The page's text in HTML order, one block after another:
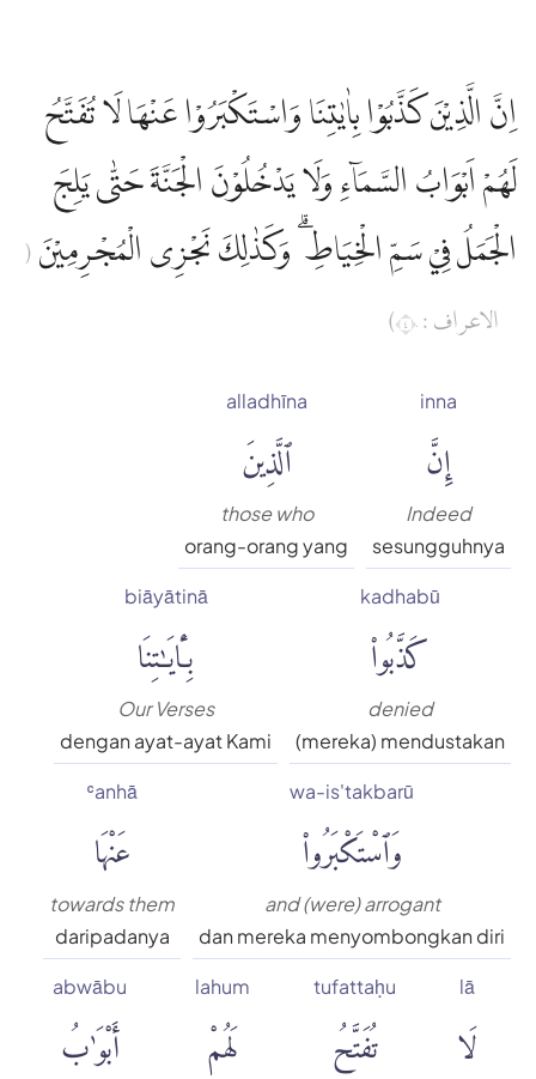
اِنَّ الَّذِيْنَ كَذَّبُوْا بِاٰيٰتِنَا وَاسْتَكْبَرُوْا عَنْهَا لَا تُفَتَّحُ
لَهُمْ اَبْوَابُ السَّمَاۤءِ وَلَا يَدْخُلُوْنَ الْجَنَّةَ حَتّٰى يَلِجَ
الْجَمَلُ فِيْ سَمِّ الْخِيَاطِ ۗ وَكَذٰلِكَ نَجْزِى الْمُجْرِمِيْنَ (
الاعراف : ٤٠)
inna
إِنَّ
Indeed
sesungguhnya
alladhīna
ٱلَّذِينَ
those who
orang-orang yang
kadhabū
كَذَّبُوا۟
denied
(mereka) mendustakan
biāyātinā
بِـَٔايَٰتِنَا
Our Verses
dengan ayat-ayat Kami
wa-is'takbarū
وَٱسْتَكْبَرُوا۟
and (were) arrogant
dan mereka menyombongkan diri
ʿanhā
عَنْهَا
towards them
daripadanya
lā
لَا
tufattaḥu
تُفَتَّحُ
lahum
لَهُمْ
abwābu
أَبْوَٰبُ